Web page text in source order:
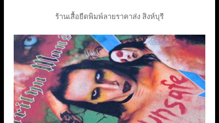
ร้านเสื้อยืดพิมพ์ลายราคาส่ง สิงห์บุรี